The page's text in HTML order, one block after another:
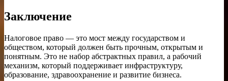
Заключение
Налоговое право — это мост между государством и
обществом, который должен быть прочным, открытым и
понятным. Это не набор абстрактных правил, а рабочий
механизм, который поддерживает инфраструктуру,
образование, здравоохранение и развитие бизнеса.